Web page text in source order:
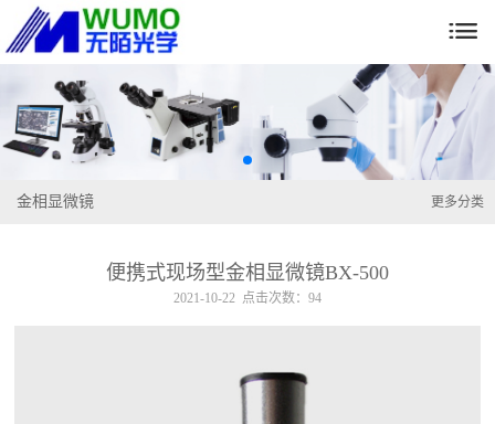

更多分类
金相显微镜
便携式现场型金相显微镜BX-500
2021-10-22 点击次数：94